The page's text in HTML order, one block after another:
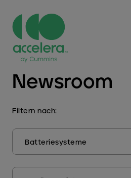
DirektNewsroom
Filtern nach:
schaffen